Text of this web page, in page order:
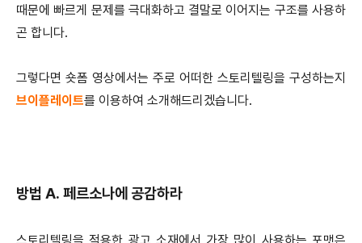
때문에 빠르게 문제를 극대화하고 결말로 이어지는 구조를 사용하
곤 합니다.
그렇다면 숏폼 영상에서는 주로 어떠한 스토리텔링을 구성하는지
브이플레이트를 이용하여 소개해드리겠습니다.
방법 A. 페르소나에 공감하라